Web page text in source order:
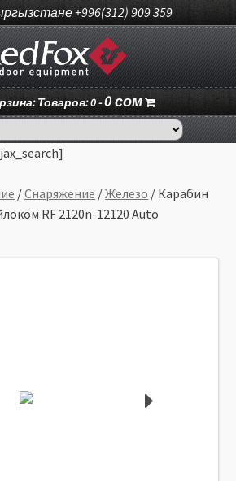
+996(312) 909 359
Товаров: 0 -0сом
/Снаряжение /Железо / Карабин
RF 2120n-12120 Auto